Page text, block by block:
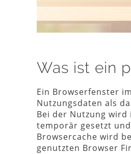
Was ist ein
Ein Browserfenster
Nutzungsdaten als
Bei der Nutzung
temporär gesetzt
Browsercache wird
genutzten Browser